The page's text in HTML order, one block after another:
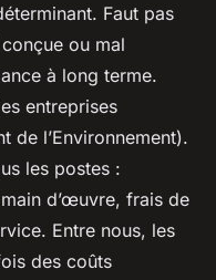
Faut pas
ou mal
à long terme.
entreprises
de l’Environnement).
les postes :
d’œuvre, frais de
Entre nous, les
des coûts